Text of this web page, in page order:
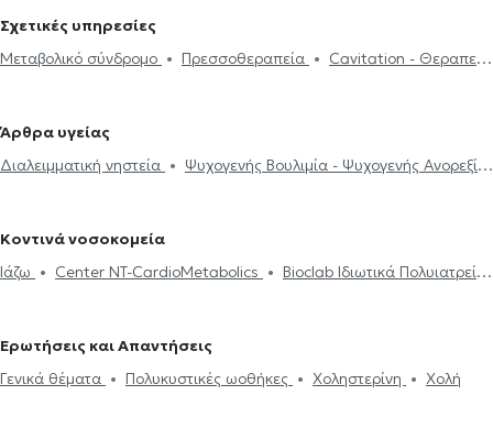
Διατροφολόγοι στα Κάτω Πατήσια
στην Πετρούπολη
Διαιτολόγοι - Διατροφολόγοι στο Γαλάτσι
Διαιτολόγοι - Διατροφολόγοι στην Κυψέλη
Διαιτολόγοι -
Διατροφολόγοι στο Πεδίον του Άρεως
Διατροφολόγοι στα Εξάρχεια
Διαιτολόγοι - Διατροφολόγοι στον
Διατροφολόγοι στον Άγιο Δημήτριο
στο Σύνταγμα
Σχετικές υπηρεσίες
Μεταβολικό σύνδρομο
Πρεσσοθεραπεία
Cavitation - Θεραπεία
Ψυχογενής Ανορεξία
Διατροφή για παιδιά
Αθλητική διατροφή
Online δίαιτα
Άρθρα υγείας
Διαλειμματική νηστεία
Ψυχογενής Βουλιμία - Ψυχογενής Ανορεξία
Κοντινά νοσοκομεία
Ιάζω
Center NT-CardioMetabolics
Bioclab Ιδιωτικά Πολυιατρεία
Ερωτήσεις και Απαντήσεις
Γενικά θέματα
Πολυκυστικές ωοθήκες Χοληστερίνη Χολή